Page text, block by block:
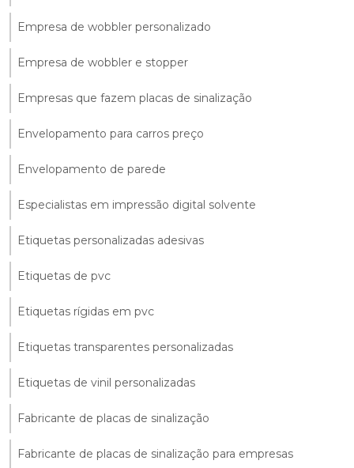
Empresa de wobbler personalizado
Empresa de wobbler e stopper
Empresas que fazem placas de sinalização
Envelopamento para carros preço
Envelopamento de parede
Especialistas em impressão digital solvente
Etiquetas personalizadas adesivas
Etiquetas de pvc
Etiquetas rígidas em pvc
Etiquetas transparentes personalizadas
Etiquetas de vinil personalizadas
Fabricante de placas de sinalização
Fabricante de placas de sinalização para empresas